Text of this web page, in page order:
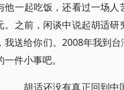
他一起吃饭，还看过一场
。之前，闲谈中说起胡适
我送给你们。2008年我到
一件小事吧。
胡适还没有真正回到中国